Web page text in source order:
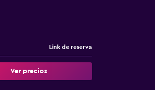
Link de reserva
Ver precios